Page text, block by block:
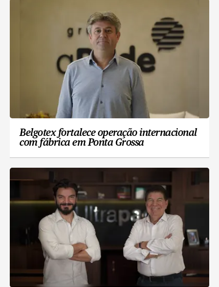
Belgotex fortalece operação internacional
com fábrica em Ponta Grossa